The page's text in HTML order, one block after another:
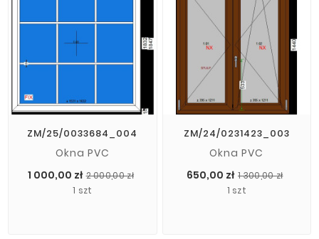
ZM/25/0033684_004
Okna PVC
1 000,00 zł 2 000,00 zł
1 szt
ZM/24/0231423_003
Okna PVC
650,00 zł 1 300,00 zł
1 szt